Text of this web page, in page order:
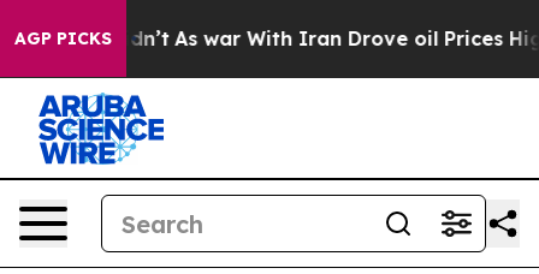
AGP PICKS
Didn’t As war With Iran Drove oil Prices Higher,